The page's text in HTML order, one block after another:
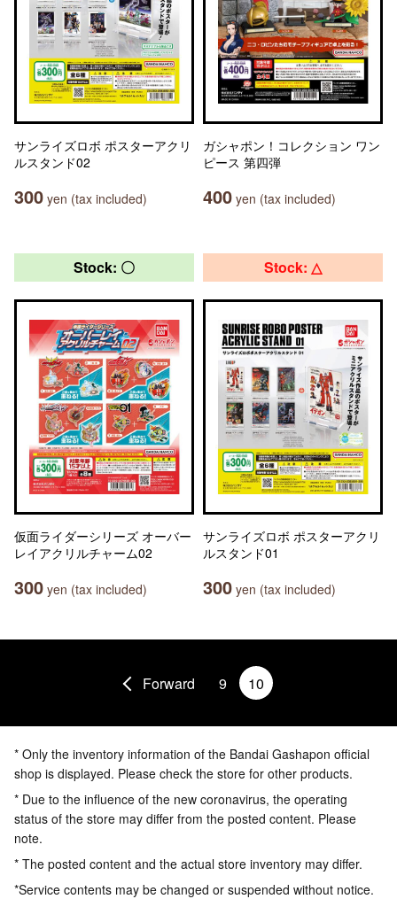
サンライズロボ ポスターアクリ
ルスタンド02
300 yen (tax included)
ガシャポン！コレクション ワン
ピース 第四弾
400 yen (tax included)
Stock: 〇
仮面ライダーシリーズ オーバー
レイアクリルチャーム02
300 yen (tax included)
Stock: △
サンライズロボ ポスターアクリ
ルスタンド01
300 yen (tax included)
Forward 9 10
* Only the inventory information of the Bandai Gashapon official
shop is displayed. Please check the store for other products.
* Due to the influence of the new coronavirus, the operating
status of the store may differ from the posted content. Please
note.
* The posted content and the actual store inventory may differ.
*Service contents may be changed or suspended without notice.